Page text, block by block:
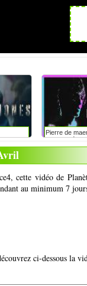
Pierre de
au zénith
cette vidéo de
au minimum 7
ci-dessous la